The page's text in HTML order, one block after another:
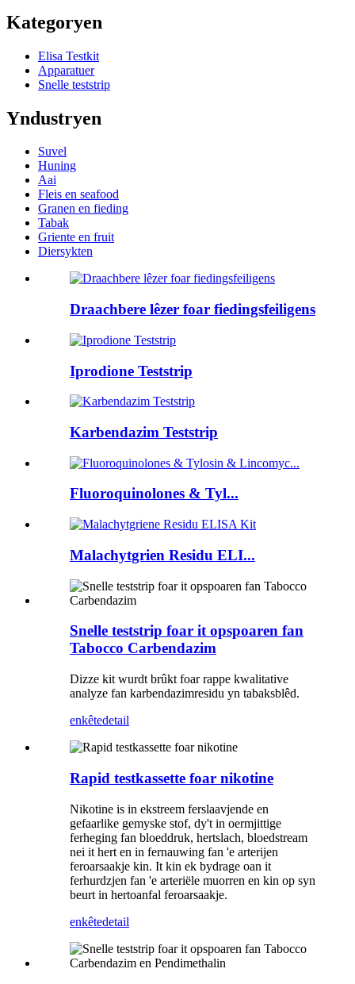
Kategoryen
Elisa Testkit
Apparatuer
Snelle teststrip
Yndustryen
Suvel
Huning
Aai
Fleis en seafood
Granen en fieding
Tabak
Griente en fruit
Diersykten
Draachbere lêzer foar fiedingsfeiligens
Iprodione Teststrip
Karbendazim Teststrip
Fluoroquinolones & Tyl...
Malachytgrien Residu ELI...
Snelle teststrip foar it opspoaren fan
Tabocco Carbendazim
Dizze kit wurdt brûkt foar rappe kwalitative
analyze fan karbendazimresidu yn tabaksblêd.
enkêtedetail
Rapid testkassette foar nikotine
Nikotine is in ekstreem ferslaavjende en
gefaarlike gemyske stof, dy't in oermjittige
ferheging fan bloeddruk, hertslach, bloedstream
nei it hert en in fernauwing fan 'e arterijen
feroarsaakje kin. It kin ek bydrage oan it
ferhurdzjen fan 'e arteriële muorren en kin op syn
beurt in hertoanfal feroarsaakje.
enkêtedetail